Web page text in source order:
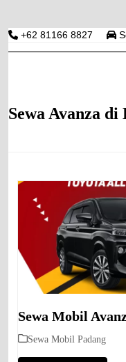
+62 81166 8827
RENTAL
Sewa Avanza
Sewa Mobil
Sewa Mobil Padang